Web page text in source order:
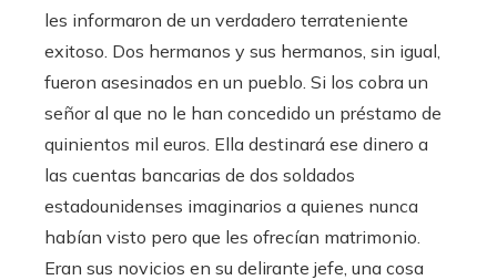
les informaron de un verdadero terrateniente
exitoso. Dos hermanos y sus hermanos, sin igual,
fueron asesinados en un pueblo. Si los cobra un
señor al que no le han concedido un préstamo de
quinientos mil euros. Ella destinará ese dinero a
las cuentas bancarias de dos soldados
estadounidenses imaginarios a quienes nunca
habían visto pero que les ofrecían matrimonio.
Eran sus novicios en su delirante jefe, una cosa